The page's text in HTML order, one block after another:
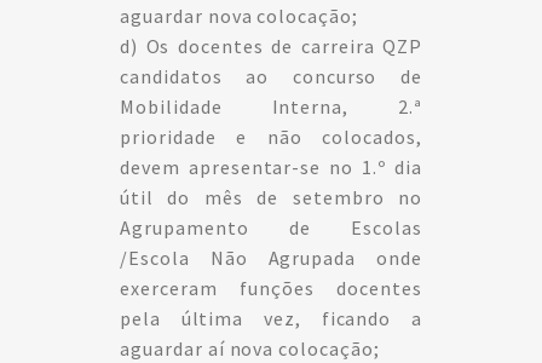
aguardar nova colocação;
d) Os docentes de carreira QZP
candidatos ao concurso de
Mobilidade Interna, 2.ª
prioridade e não colocados,
devem apresentar-se no 1.º dia
útil do mês de setembro no
Agrupamento de Escolas
/Escola Não Agrupada onde
exerceram funções docentes
pela última vez, ficando a
aguardar aí nova colocação;